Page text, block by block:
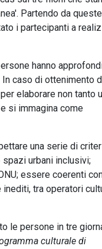
Partendo da queste
i partecipanti a
hanno
caso di ottenimento
elaborare non tanto
si immagina come
una serie di
spazi urbani inclusivi;
essere coerenti
tra operatori
le persone in tre
culturale di